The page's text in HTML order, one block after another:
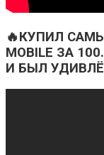
🔥КУПИЛ
MOBILE ЗА
И БЫЛ